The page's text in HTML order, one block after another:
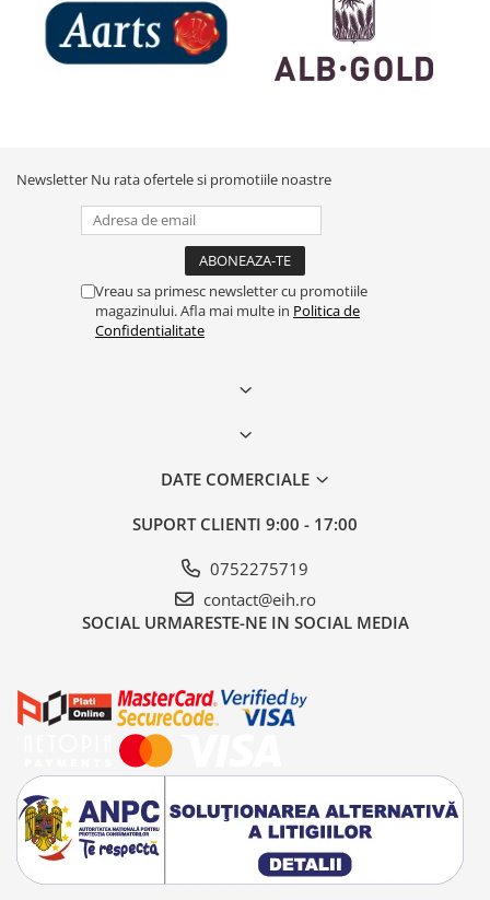
Newsletter Nu rata ofertele si promotiile noastre
Vreau sa primesc newsletter cu promotiile
magazinului. Afla mai multe in Politica de
Confidentialitate
DATE COMERCIALE
SUPORT CLIENTI 9:00 - 17:00
0752275719
contact@eih.ro
SOCIAL URMARESTE-NE IN SOCIAL MEDIA